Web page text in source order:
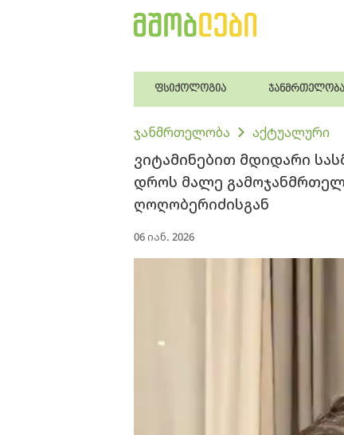
ფსიქოლოგია ჯანმრთელობა
ჯანმრთელობა აქტუალური
ვიტამინებით მდიდარი
დროს მალე
ღოღობერიძისგან
06 იან. 2026